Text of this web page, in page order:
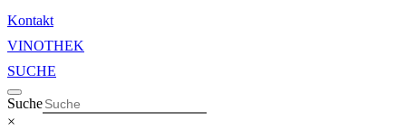
Kontakt
VINOTHEK
SUCHE
Suche
×